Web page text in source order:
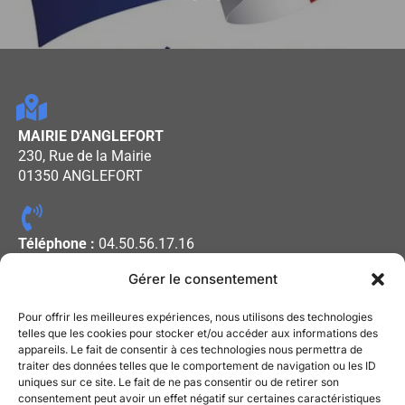
Gérer le consentement
Pour offrir les meilleures expériences, nous utilisons des technologies
telles que les cookies pour stocker et/ou accéder aux informations des
appareils. Le fait de consentir à ces technologies nous permettra de
traiter des données telles que le comportement de navigation ou les ID
uniques sur ce site. Le fait de ne pas consentir ou de retirer son
consentement peut avoir un effet négatif sur certaines caractéristiques
MAIRIE D'ANGLEFORT
230, Rue de la Mairie
01350 ANGLEFORT
Téléphone : 04.50.56.17.16
Horaires d'ouverture :
Lundi - Mercredi - Vendredi : De
08h00 à 12h00
Mardi - Jeudi : De 13h30 à 17h30